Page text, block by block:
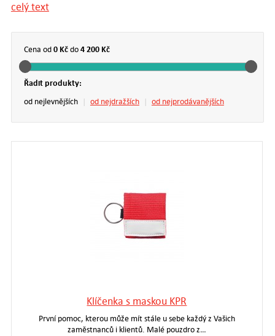
Dárky pro osobní péči a zdraví vypovídají o osobním
přístupu, který ke svým klientům máte.
Po náročném pracovním dni si každý z nich rád dopřeje
relaxační koupel. Osuška nebo ručník s vaší reklamou,
celý text
Cena od0 Kčdo4 200 Kč
Řadit produkty:
od nejlevnějších | od nejdražších | od nejprodávanějších
Klíčenka s maskou KPR
První pomoc, kterou může mít stále u sebe každý z Vašich
zaměstnanců i klientů. Malé pouzdro z…